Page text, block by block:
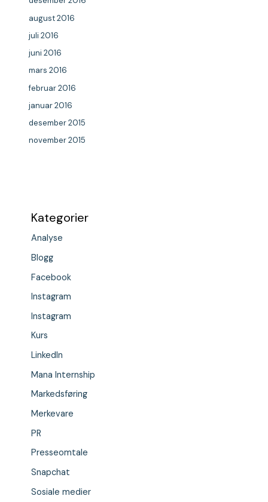
august 2016
juli 2016
juni 2016
mars 2016
februar 2016
januar 2016
desember 2015
november 2015
Kategorier
Analyse
Blogg
Facebook
Instagram
Instagram
Kurs
LinkedIn
Mana Internship
Markedsføring
Merkevare
PR
Presseomtale
Snapchat
Sosiale medier